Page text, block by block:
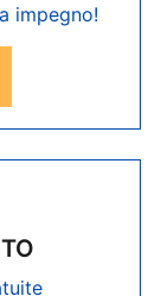
impegno!